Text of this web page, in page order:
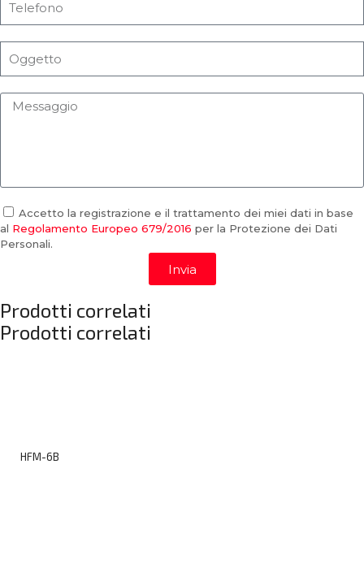
Accetto la registrazione e il trattamento dei miei dati in base
al Regolamento Europeo 679/2016 per la Protezione dei Dati
Personali.
Invia
Prodotti correlati
Prodotti correlati
HFM-6B